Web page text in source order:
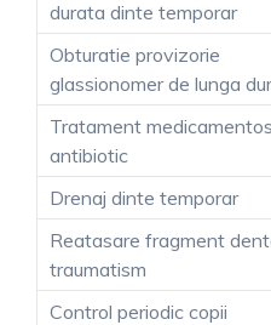
durata dinte temporar
Obturatie provizorie
glassionomer de lunga
Tratament
antibiotic
Drenaj dinte temporar
Reatasare fragment
traumatism
Control periodic copii